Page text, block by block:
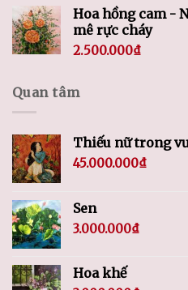
Hoa hồng cam -
mê rực cháy
2.500.000₫
Quan tâm
Thiếu nữ trong
45.000.000₫
Sen
3.000.000₫
Hoa khế